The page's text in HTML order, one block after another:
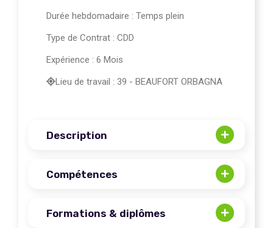
Durée hebdomadaire : Temps plein
Type de Contrat : CDD
Expérience : 6 Mois
Lieu de travail : 39 - BEAUFORT ORBAGNA
Description
Compétences
Formations & diplômes